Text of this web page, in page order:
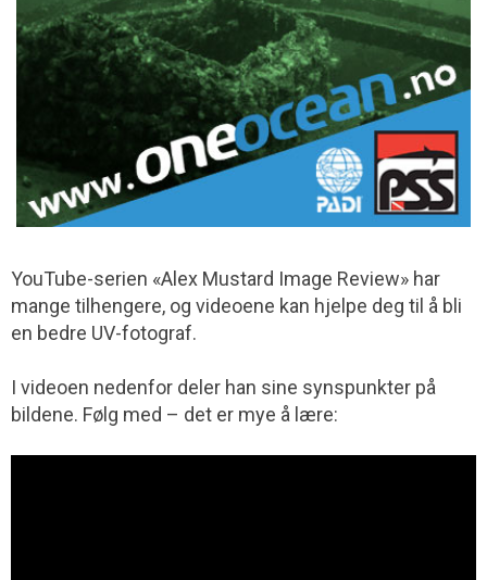
YouTube-serien «Alex Mustard Image Review» har
mange tilhengere, og videoene kan hjelpe deg til å bli
en bedre UV-fotograf.
I videoen nedenfor deler han sine synspunkter på
bildene. Følg med – det er mye å lære: